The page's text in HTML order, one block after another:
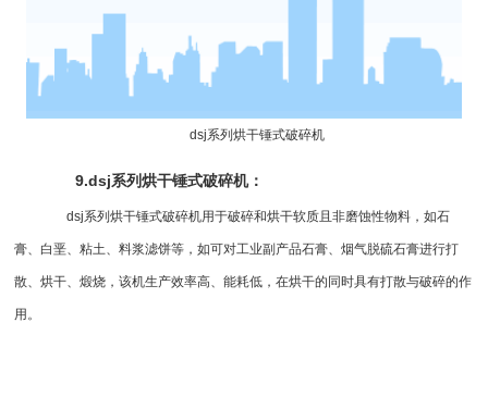
dsj系列 烘干锤式破碎机
9.dsj系列烘干锤式破碎机：
dsj系列烘干锤式破碎机用于破碎和烘干软质且非磨蚀性物料，如石
膏、白垩、粘土、料浆滤饼等，如可对工业副产品石膏、烟气脱硫石膏进行打
散、烘干、煅烧，该机生产效率高、能耗低，在烘干的同时具有打散与破碎的作
用。